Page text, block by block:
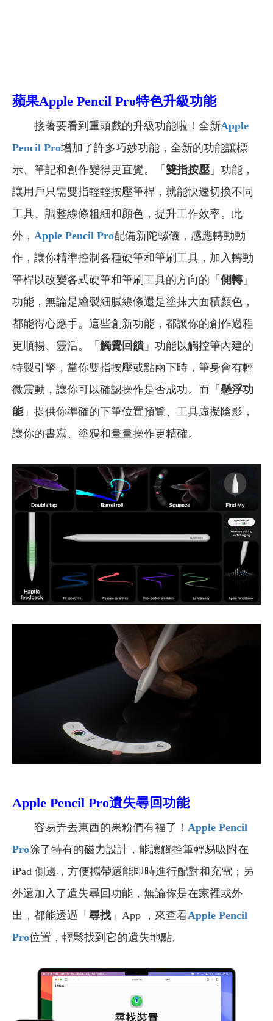
蘋果Apple Pencil Pro特色升級功能
接著要看到重頭戲的升級功能啦！全新Apple
Pencil Pro增加了許多巧妙功能，全新的功能讓標
示、筆記和創作變得更直覺。「 雙指按壓 」功能，
讓用戶只需雙指輕輕按壓筆桿，就能快速切換不同
工具、調整線條粗細和顏色，提升工作效率。此
外， Apple Pencil Pro配備新陀螺儀，感應轉動動
作，讓你精準控制各種硬筆和筆刷工具，加入轉動
筆桿以改變各式硬筆和筆刷工具的方向的「 側轉」
功能，無論是繪製細膩線條還是塗抹大面積顏色，
都能得心應手。這些創新功能，都讓你的創作過程
更順暢、靈活。「 觸覺回饋」功能以觸控筆內建的
特製引擎，當你雙指按壓或點兩下時，筆身會有輕
微震動，讓你可以確認操作是否成功。而「 懸浮功
能」提供你準確的下筆位置預覽、工具虛擬陰影，
讓你的書寫、塗鴉和畫畫操作更精確。
Apple Pencil Pro遺失尋回功能
容易弄丟東西的果粉們有福了！ Apple Pencil
Pro除了特有的磁力設計，能讓觸控筆輕易吸附在
iPad 側邊，方便攜帶還能即時進行配對和充電；另
外還加入了遺失尋回功能，無論你是在家裡或外
出，都能透過「 尋找 」App ，來查看Apple Pencil
Pro位置，輕鬆找到它的遺失地點。